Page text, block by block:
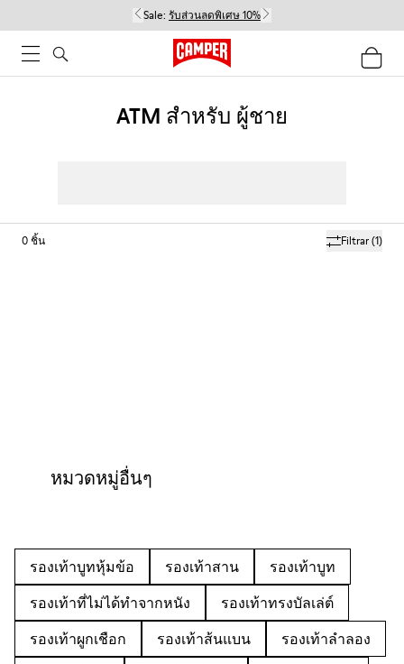
Sale: รับส่วนลดพิเศษ 10%
ATM สำหรับ ผู้ชาย
Filtrar(1)
0ชิ้น
หมวดหมู่อื่นๆ
รองเท้าบูทหุ้มข้อ รองเท้าสาน
รองเท้าบูท
รองเท้าที่ไม่ได้ทำจากหนัง
รองเท้าทรงบัลเล่ต์
รองเท้าผูกเชือก
รองเท้าส้นแบน
รองเท้าลำลอง